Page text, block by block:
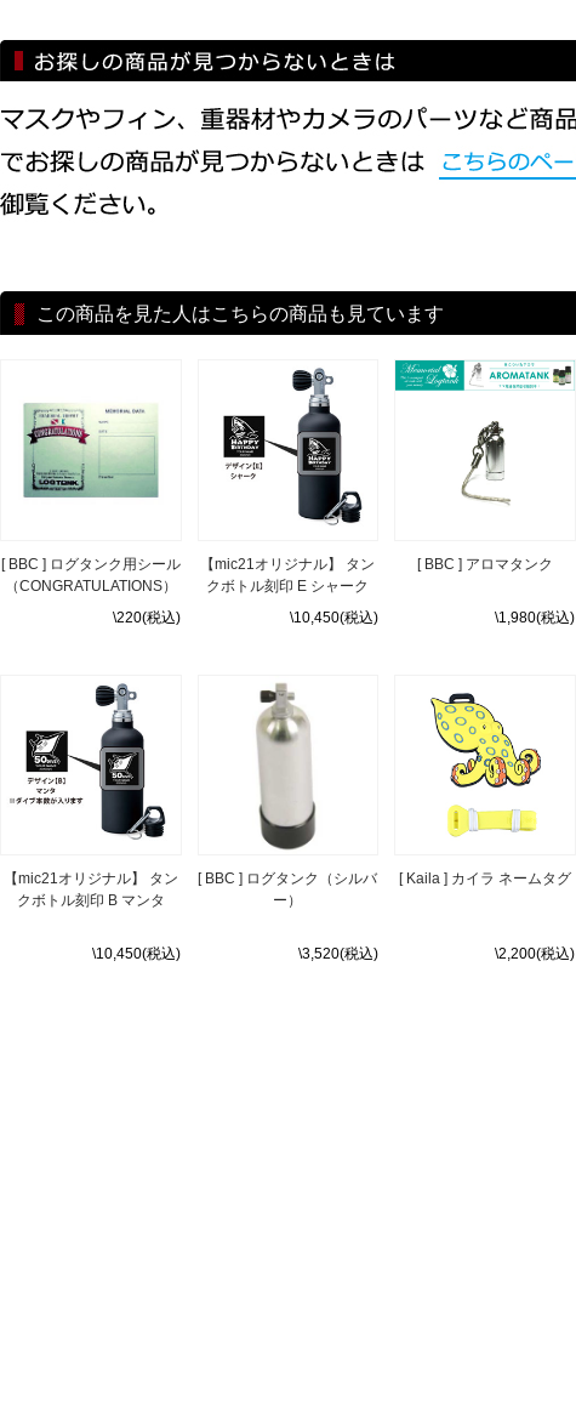
この商品を見た人はこちらの商品も見ています
[ BBC ] ログタンク用シール
（CONGRATULATIONS）
\220(税込)
【mic21オリジナル】 タン
クボトル刻印 E シャーク
\10,450(税込)
[ BBC ] アロマタンク
\1,980(税込)
【mic21オリジナル】 タン
クボトル刻印 B マンタ
\10,450(税込)
[ BBC ] ログタンク（シルバ
ー）
\3,520(税込)
[ Kaila ] カイラ ネームタグ
\2,200(税込)